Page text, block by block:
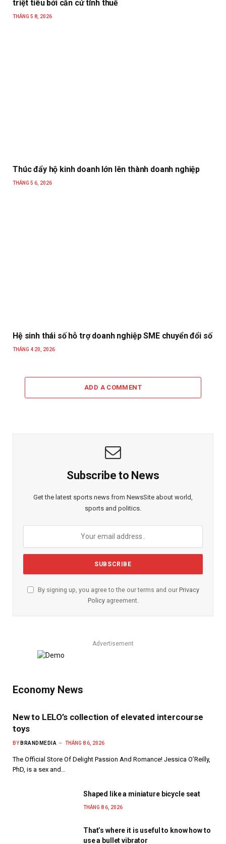
triệt tiêu bởi căn cứ tính thuế
THÁNG 5 8, 2026
Thúc đẩy hộ kinh doanh lớn lên thành doanh nghiệp
THÁNG 5 6, 2026
Hệ sinh thái số hỗ trợ doanh nghiệp SME chuyển đổi số
THÁNG 4 20, 2026
ADD A COMMENT
Subscribe to News
Get the latest sports news from NewsSite about world,
sports and politics.
By signing up, you agree to the our terms and our Privacy
Policyagreement.
Advertisement
Economy News
New to LELO’s collection of elevated intercourse
toys
BY BRANDMEDIA THÁNG 8 6, 2026
The Official Store Of Delight Passion And Romance! Jessica O’Reilly,
PhD, is a sex and…
Shaped like a miniature bicycle seat
THÁNG 8 6, 2026
That’s where it is useful to know how to
use a bullet vibrator